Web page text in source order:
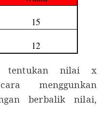
15
12
tentukan nilai x
menggunkan
berbalik nilai,